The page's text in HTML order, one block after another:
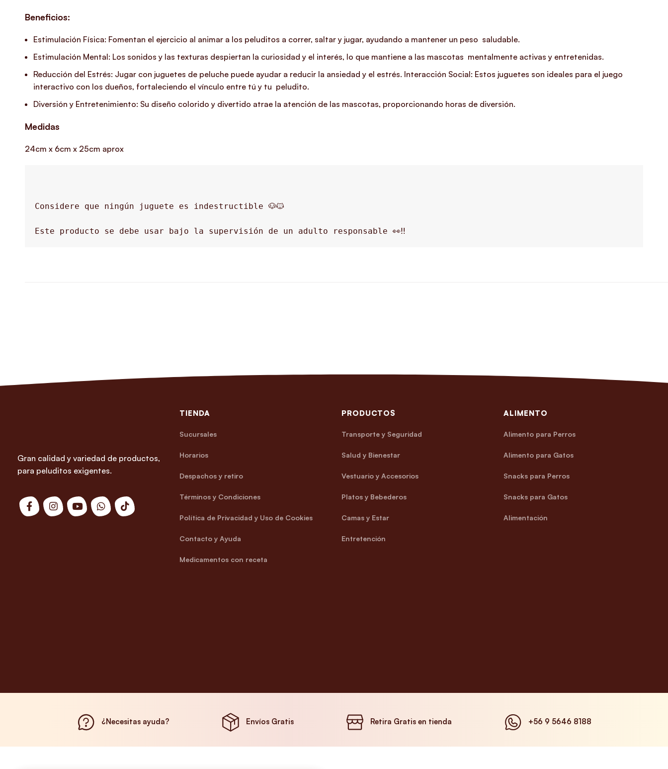
Beneficios:
Estimulación Física: Fomentan el ejercicio al animar a los peluditos a correr, saltar y jugar, ayudando a mantener un peso saludable.
Estimulación Mental: Los sonidos y las texturas despiertan la curiosidad y el interés, lo que mantiene a las mascotas mentalmente activas y entretenidas.
Reducción del Estrés: Jugar con juguetes de peluche puede ayudar a reducir la ansiedad y el estrés. Interacción Social: Estos juguetes son ideales para el juego
interactivo con los dueños, fortaleciendo el vínculo entre tú y tu peludito.
Diversión y Entretenimiento: Su diseño colorido y divertido atrae la atención de las mascotas, proporcionando horas de diversión.
Medidas
24cm x 6cm x 25cm aprox
Considere que ningún juguete es indestructible 🐶🐱
Este producto se debe usar bajo la supervisión de un adulto responsable 👀‼️
Gran calidad y variedad de productos,
para peluditos exigentes.
TIENDA
Sucursales
Horarios
Despachos y retiro
Términos y Condiciones
Política de Privacidad y Uso de Cookies
Contacto y Ayuda
Medicamentos con receta
PRODUCTOS
Transporte y Seguridad
Salud y Bienestar
Vestuario y Accesorios
Platos y Bebederos
Camas y Estar
Entretención
ALIMENTO
Alimento para Perros
Alimento para Gatos
Snacks para Perros
Snacks para Gatos
Alimentación
¿Necesitas ayuda? Envíos Gratis Retira Gratis en tienda +56 9 5646 8188